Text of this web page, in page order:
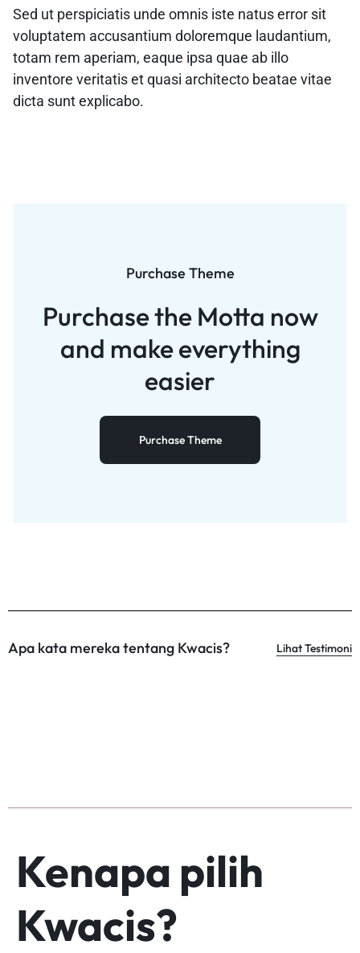
Sed ut perspiciatis unde omnis iste natus error sit
voluptatem accusantium doloremque laudantium,
totam rem aperiam, eaque ipsa quae ab illo
inventore veritatis et quasi architecto beatae vitae
dicta sunt explicabo.
Purchase Theme
Purchase the Motta now
and make everything
easier
Purchase Theme
Apa kata mereka tentang Kwacis? Lihat Testimoni
Kenapa pilih
Kwacis?